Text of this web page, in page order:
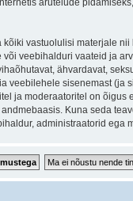
vastuolulisi materjale
veebihalduri vaateid ja
ähvardavat,
sisenemast (ja
ja moderaatoritel on
Kuna seda
administraatorid